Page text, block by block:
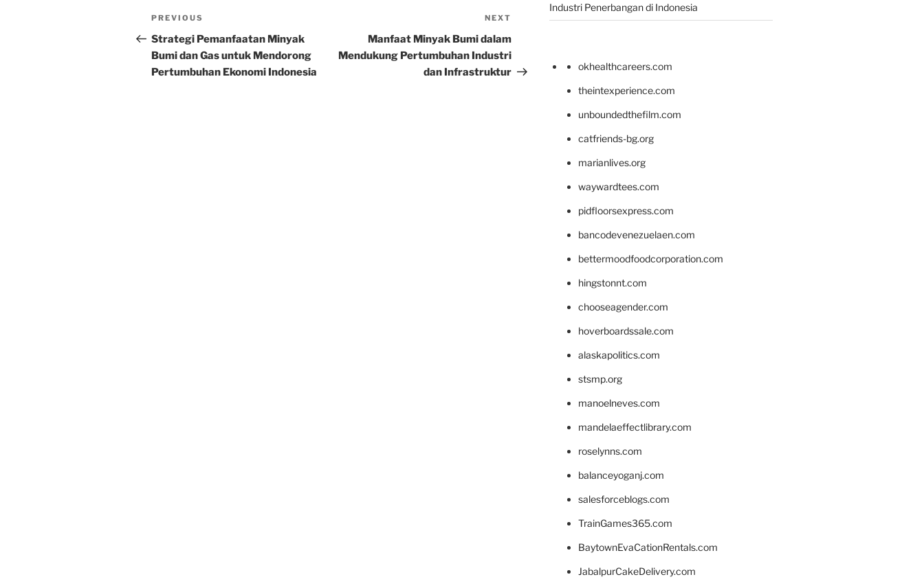
Post
navigation
Previous
Post
PREVIOUS
Strategi Pemanfaatan Minyak
Bumi dan Gas untuk Mendorong
Pertumbuhan Ekonomi Indonesia
Post
NEXT
Manfaat Minyak Bumi dalam
Mendukung Pertumbuhan Industri
dan Infrastruktur
Industri Penerbangan di Indonesia
okhealthcareers.com
theintexperience.com
unboundedthefilm.com
catfriends-bg.org
marianlives.org
waywardtees.com
pidfloorsexpress.com
bancodevenezuelaen.com
bettermoodfoodcorporation.com
hingstonnt.com
chooseagender.com
hoverboardssale.com
alaskapolitics.com
stsmp.org
manoelneves.com
mandelaeffectlibrary.com
roselynns.com
balanceyoganj.com
salesforceblogs.com
TrainGames365.com
BaytownEvaCationRentals.com
JabalpurCakeDelivery.com